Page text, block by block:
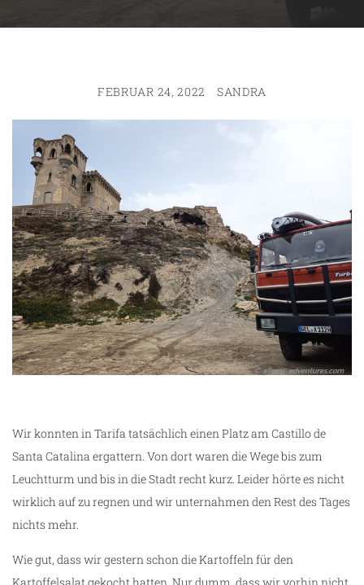
FEBRUAR 24, 2022 SANDRA
Wir konnten in Tarifa tatsächlich einen Platz am Castillo de
Santa Catalina ergattern. Von dort waren die Wege bis zum
Leuchtturm und bis in die Stadt recht kurz. Leider hörte es nicht
wirklich auf zu regnen und wir unternahmen den Rest des Tages
nichts mehr.
Wie gut, dass wir gestern schon die Kartoffeln für den
Kartoffelsalat gekocht hatten. Nur dumm, dass wir vorhin nicht